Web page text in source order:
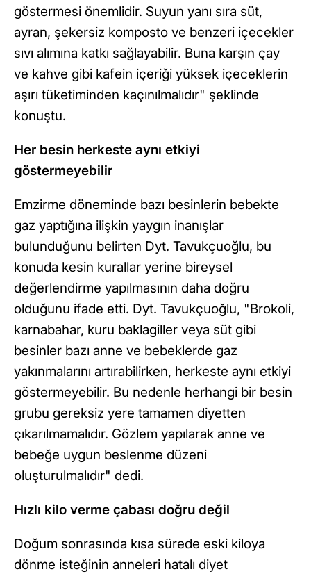
göstermesi önemlidir. Suyun yanı sıra süt,
ayran, şekersiz komposto ve benzeri içecekler
sıvı alımına katkı sağlayabilir. Buna karşın çay
ve kahve gibi kafein içeriği yüksek içeceklerin
aşırı tüketiminden kaçınılmalıdır" şeklinde
konuştu.
Her besin herkeste aynı etkiyi
göstermeyebilir
Emzirme döneminde bazı besinlerin bebekte
gaz yaptığına ilişkin yaygın inanışlar
bulunduğunu belirten Dyt. Tavukçuoğlu, bu
konuda kesin kurallar yerine bireysel
değerlendirme yapılmasının daha doğru
olduğunu ifade etti. Dyt. Tavukçuoğlu, "Brokoli,
karnabahar, kuru baklagiller veya süt gibi
besinler bazı anne ve bebeklerde gaz
yakınmalarını artırabilirken, herkeste aynı etkiyi
göstermeyebilir. Bu nedenle herhangi bir besin
grubu gereksiz yere tamamen diyetten
çıkarılmamalıdır. Gözlem yapılarak anne ve
bebeğe uygun beslenme düzeni
oluşturulmalıdır" dedi.
Hızlı kilo verme çabası doğru değil
Doğum sonrasında kısa sürede eski kiloya
dönme isteğinin anneleri hatalı diyet